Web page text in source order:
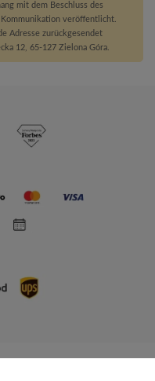
mit dem Beschluss des
veröffentlicht.
Adresse zurückgesendet
12, 65-127 Zielona Góra.